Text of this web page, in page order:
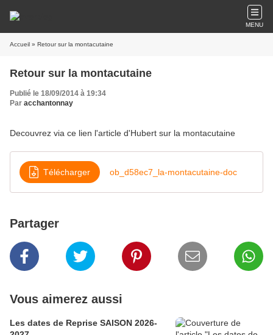
MENU
Accueil » Retour sur la montacutaine
Retour sur la montacutaine
Publié le 18/09/2014 à 19:34
Par acchantonnay
Decouvrez via ce lien l'article d'Hubert sur la montacutaine
Télécharger ob_d58ec7_la-montacutaine-doc
Partager
Vous aimerez aussi
Les dates de Reprise SAISON 2026-